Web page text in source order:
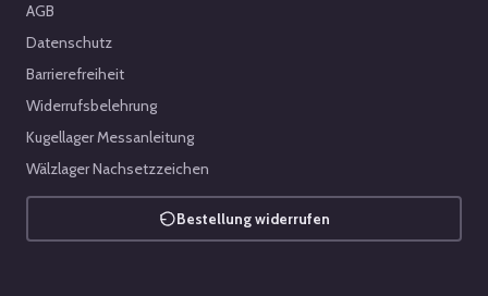
AGB
Datenschutz
Barrierefreiheit
Widerrufsbelehrung
Kugellager Messanleitung
Wälzlager Nachsetzzeichen
Bestellung widerrufen